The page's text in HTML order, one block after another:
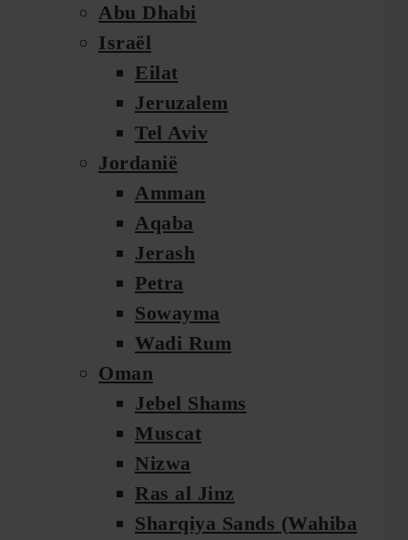
Abu Dhabi
Israël
Eilat
Jeruzalem
Tel Aviv
Jordanië
Amman
Aqaba
Jerash
Petra
Sowayma
Wadi Rum
Oman
Jebel Shams
Muscat
Nizwa
Ras al Jinz
Sharqiya Sands (Wahiba